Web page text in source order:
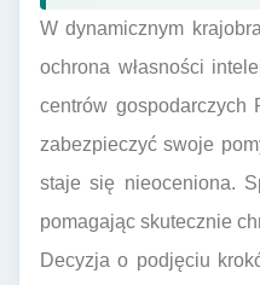
W dynamicznym
ochrona własności
centrów gospodarczych
zabezpieczyć swoje
staje się nieoceniona.
pomagając skutecznie
Decyzja o podjęciu